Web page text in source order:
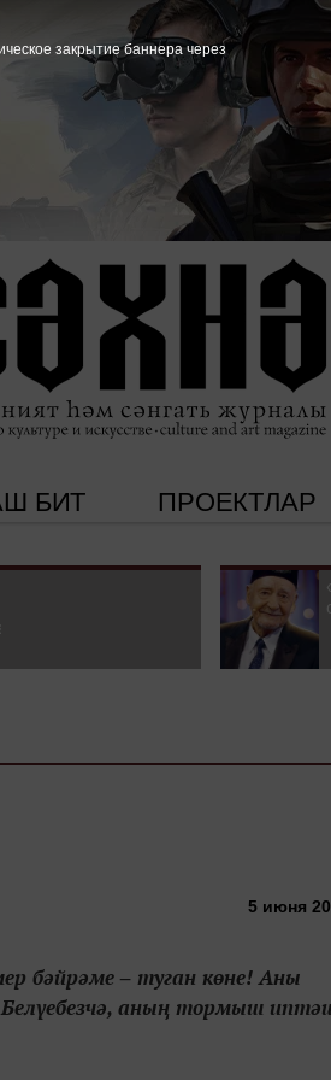
БИТ ПРОЕКТЛАР
5 июня
бәйрәме ‒ туган көне! Аны
аның тормыш
закрытие баннера через